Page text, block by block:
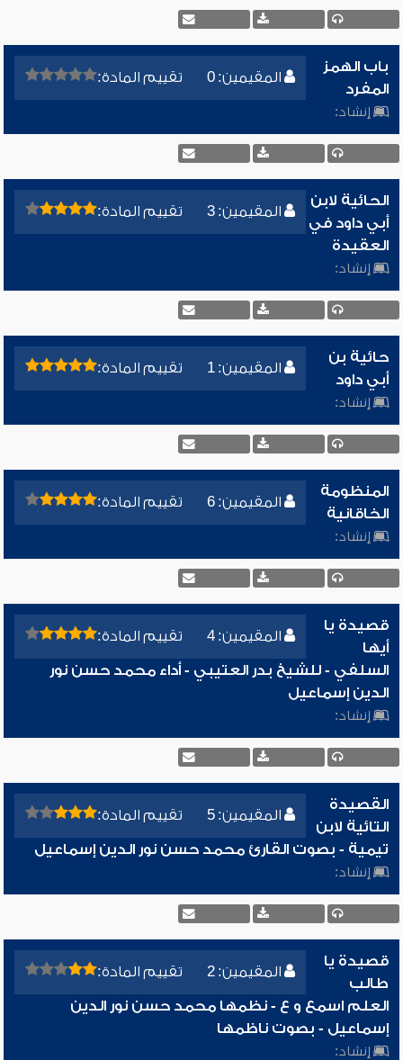
المقيمين: 0 تقييم المادة:
باب الهمز
المفرد
إنشاد:
المقيمين: 3 تقييم المادة:
الحائية لابن
أبي داود في
العقيدة
إنشاد:
المقيمين: 1 تقييم المادة:
حائية بن
أبي داود
إنشاد:
المقيمين: 6 تقييم المادة:
المنظومة
الخاقانية
إنشاد:
المقيمين: 4 تقييم المادة:
قصيدة يا
أيها
السلفي - للشيخ بدر العتيبي - أداء محمد حسن نور
الدين إسماعيل
إنشاد:
المقيمين: 5 تقييم المادة:
القصيدة
التائية لابن
تيمية - بصوت القارئ محمد حسن نور الدين إسماعيل
إنشاد:
المقيمين: 2 تقييم المادة:
قصيدة يا
طالب
العلم اسمع و ع - نظمها محمد حسن نور الدين
إسماعيل - بصوت ناظمها
إنشاد: